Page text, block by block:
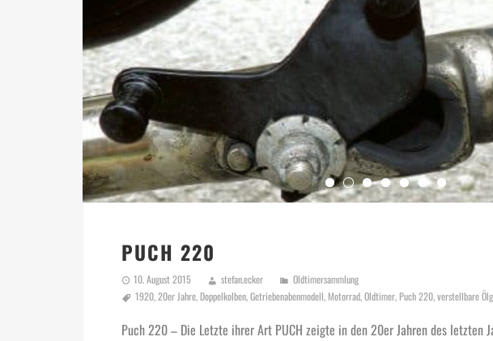
PUCH 220
10. August 2015 stefan.ecker
Oldtimersammlung
1920,20er Jahre, Doppelkolben,Getriebenabenmodell, Motorrad,Oldtimer, Puch 220,verstellbare
Puch 220 – Die Letzte ihrer Art PUCH zeigte in den 20er Jahren des letzten